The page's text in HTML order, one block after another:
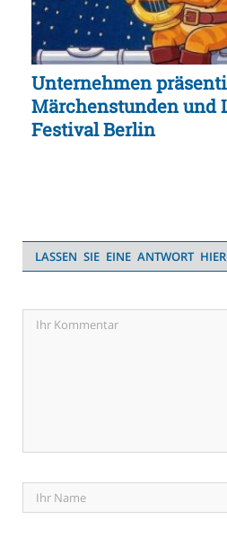
Unternehmen
Märchenstunden und
Festival Berlin
LASSEN SIE EINE ANTWORT HIER